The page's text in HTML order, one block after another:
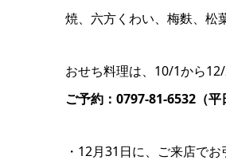
焼、六方くわい、梅麩、松
おせち料理は、10/1から
ご予約：0797-81-6532（平
・12月31日に、ご来店で